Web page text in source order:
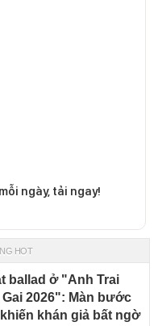
ngày, tải ngay!
HOT
ballad ở "Anh Trai
2026": Màn bước
khán giả bất ngờ